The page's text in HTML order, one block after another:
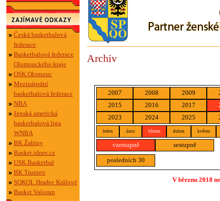
Česká basketbalová
federace
Basketbalová federace
Olomouckého kraje
OSK Olomouc
Mezinárodní
basketbalová federace
NBA
ženská americká
basketbalová liga
WNBA
BK Žabiny
Basket.idnes.cz
USK Basketbal
BK Trutnov
SOKOL Hradec Králové
Basket Valosun
Archiv
2007 2008 2009
2015
2016 2017
2023
2024 2025
leden únor březen duben květen
vzestupně sestupně
posledních 30
V březnu 2018